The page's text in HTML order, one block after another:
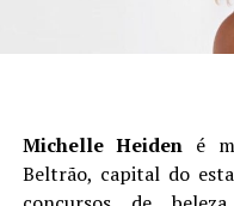
Michelle Heiden é
Beltrão, capital do